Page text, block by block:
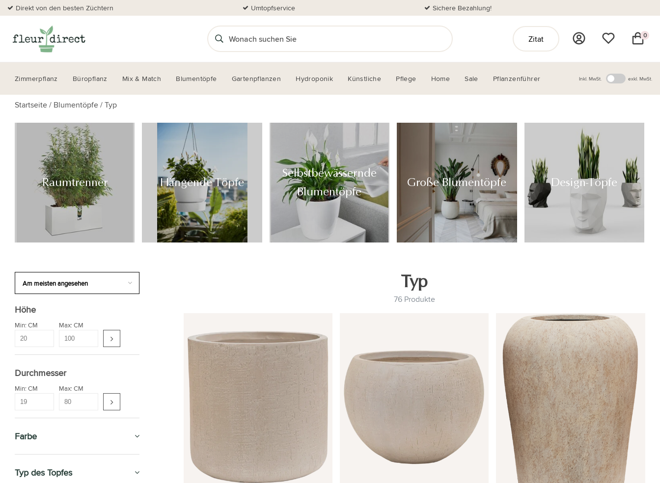
Direkt von den besten Züchtern Umtopfservice Sichere Bezahlung!
Zitat 0
Zimmerpflanz Büropflanz Mix & Match Blumentöpfe Gartenpflanzen Hydroponik Künstliche Pflege Home Sale Pflanzenführer Inkl. MwSt. exkl. MwSt.
Startseite/ Blumentöpfe/Typ
Raumtrenner Hängende Töpfe
Selbstbewässernde
Blumentöpfe
Große Blumentöpfe Design-Töpfe
Höhe
Min: CM Max: CM
Durchmesser
Min: CM Max: CM
Farbe
Typ des Topfes
Typ
76 Produkte